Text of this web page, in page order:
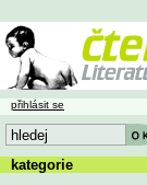
přihlásit se
kategorie